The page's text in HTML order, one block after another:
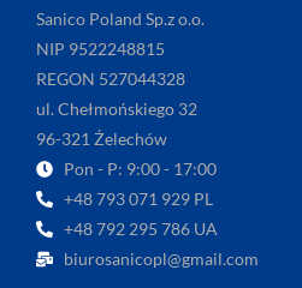
Sanico Poland Sp.z o.o.
NIP 9522248815
REGON 527044328
ul. Chełmońskiego 32
96-321 Żelechów
Pon - P: 9:00 - 17:00
+48 793 071 929 PL
+48 792 295 786 UA
biurosanicopl@gmail.com